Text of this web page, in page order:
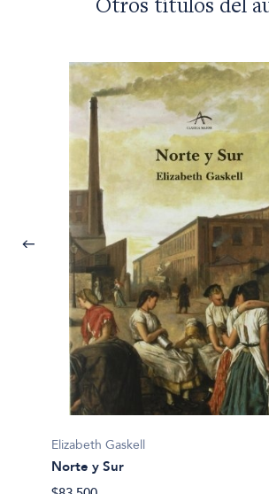
Otros títulos del
Elizabeth Gaskell
Norte y Sur